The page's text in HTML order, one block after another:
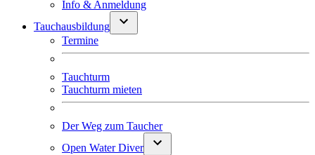
Info & Anmeldung
Tauchausbildung
Termine
Tauchturm
Tauchturm mieten
Der Weg zum Taucher
Open Water Diver